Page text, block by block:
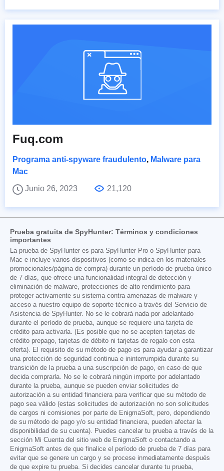
Fuq.com
Programa anti-spyware fraudulento, Malware para
Mac
Junio 26, 2023
21,120
Prueba gratuita de SpyHunter: Términos y condiciones
importantes
La prueba de SpyHunter es para SpyHunter Pro o SpyHunter para
Mac e incluye varios dispositivos (como se indica en los materiales
promocionales/página de compra) durante un período de prueba único
de 7 días, que ofrece una funcionalidad integral de detección y
eliminación de malware, protecciones de alto rendimiento para
proteger activamente su sistema contra amenazas de malware y
acceso a nuestro equipo de soporte técnico a través del Servicio de
Asistencia de SpyHunter. No se le cobrará nada por adelantado
durante el período de prueba, aunque se requiere una tarjeta de
crédito para activarla. (Es posible que no se acepten tarjetas de
crédito prepago, tarjetas de débito ni tarjetas de regalo con esta
oferta). El requisito de su método de pago es para ayudar a garantizar
una protección de seguridad continua e ininterrumpida durante su
transición de la prueba a una suscripción de pago, en caso de que
decida comprarla. No se le cobrará ningún importe por adelantado
durante la prueba, aunque se pueden enviar solicitudes de
autorización a su entidad financiera para verificar que su método de
pago sea válido (estas solicitudes de autorización no son solicitudes
de cargos ni comisiones por parte de EnigmaSoft, pero, dependiendo
de su método de pago y/o su entidad financiera, pueden afectar la
disponibilidad de su cuenta). Puedes cancelar tu prueba a través de la
sección Mi Cuenta del sitio web de EnigmaSoft o contactando a
EnigmaSoft antes de que finalice el período de prueba de 7 días para
evitar que se genere un cargo y se procese inmediatamente después
de que expire tu prueba. Si decides cancelar durante tu prueba,